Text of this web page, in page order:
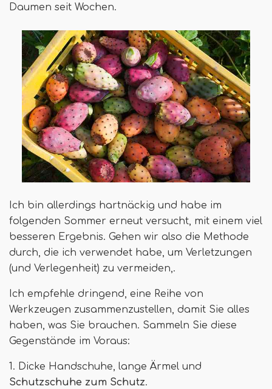
Daumen seit Wochen.
Ich bin allerdings hartnäckig und habe im
folgenden Sommer erneut versucht, mit einem viel
besseren Ergebnis. Gehen wir also die Methode
durch, die ich verwendet habe, um Verletzungen
(und Verlegenheit) zu vermeiden,.
Ich empfehle dringend, eine Reihe von
Werkzeugen zusammenzustellen, damit Sie alles
haben, was Sie brauchen. Sammeln Sie diese
Gegenstände im Voraus:
1. Dicke Handschuhe, lange Ärmel und
Schutzschuhe zum Schutz.